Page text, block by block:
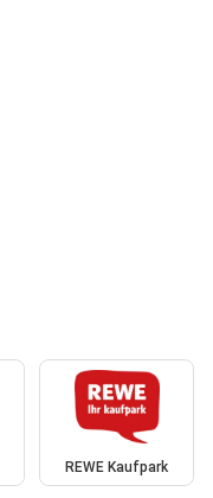
REWE Kaufpark